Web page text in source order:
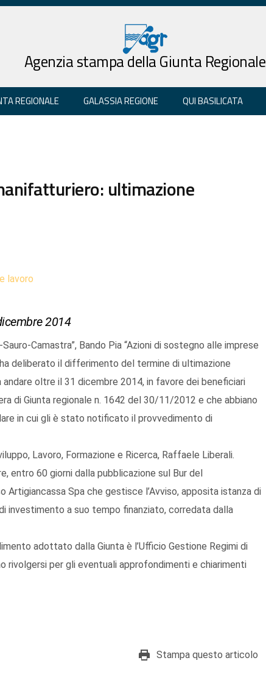
Agenzia stampa della Giunta Regionale
REGIONALE GALASSIA REGIONE QUI BASILICATA
ultimazione
lavoro
2014
Camastra”, Bando Pia “Azioni di sostegno alle imprese
deliberato il differimento del termine di ultimazione
oltre il 31 dicembre 2014, in favore dei beneficiari
di Giunta regionale n. 1642 del 30/11/2012 e che abbiano
in cui gli è stato notificato il provvedimento di
Lavoro, Formazione e Ricerca, Raffaele Liberali.
entro 60 giorni dalla pubblicazione sul Bur del
Artigiancassa Spa che gestisce l’Avviso, apposita istanza di
investimento a suo tempo finanziato, corredata dalla
adottato dalla Giunta è l’Ufficio Gestione Regimi di
rivolgersi per gli eventuali approfondimenti e chiarimenti
Stampa questo articolo